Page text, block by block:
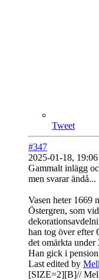
Tweet
#347
2025-01-18, 19:06
Gammalt inlägg
men svarar ändå...
Vasen heter 1669
Östergren, som
han tog över efter
det omärkta
Han gick i
Last edited by
[SIZE=2][B]//